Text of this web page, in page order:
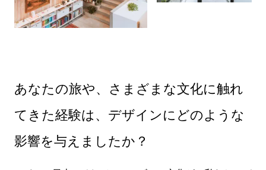
あなたの旅や、さまざまな文化に触れ
てきた経験は、デザインにどのような
影響を与えましたか？